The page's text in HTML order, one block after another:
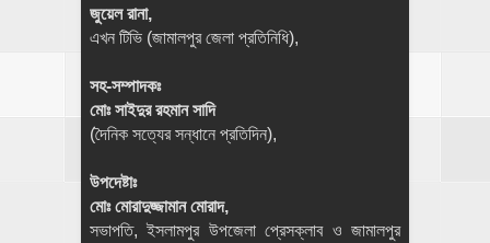
জুয়েল রানা,
এখন টিভি (জামালপুর জেলা প্রতিনিধি),
সহ-সম্পাদকঃ
মোঃ সাইদুর রহমান সাদি
(দৈনিক সত্যের সন্ধানে প্রতিদিন),
উপদেষ্টাঃ
মোঃ মোরাদুজ্জামান মোরাদ,
সভাপতি, ইসলামপুর উপজেলা প্রেসক্লাব ও জামালপুর